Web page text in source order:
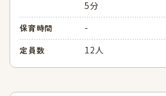
5分
保育時間 -
定員数 12人